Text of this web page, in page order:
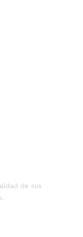
de sus